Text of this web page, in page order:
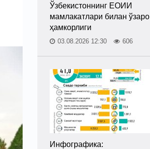
Ўзбекистоннинг ЕОИИ
мамлакатлари билан ўзаро
ҳамкорлиги
03.08.2026 12:30 606
Инфографика: